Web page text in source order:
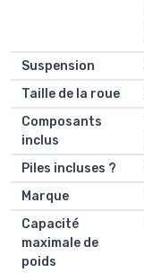
Suspension
Taille de la roue
Composants
inclus
Piles incluses ?
Marque
Capacité
maximale de
poids